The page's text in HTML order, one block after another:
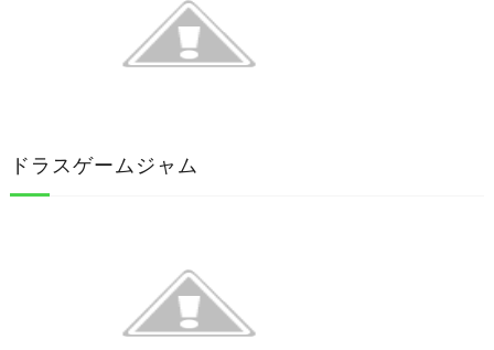
ドラスゲームジャム